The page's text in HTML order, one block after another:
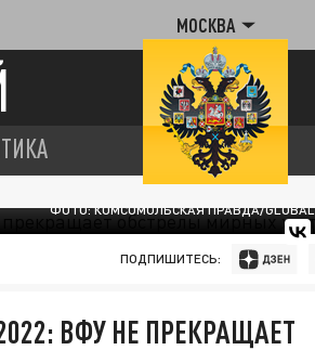
МОСКВА
ФОТО: КОМСОМОЛЬСКАЯ ПРАВДА/
ПОДПИШИТЕСЬ:
ВФУ НЕ ПРЕКРАЩАЕТ